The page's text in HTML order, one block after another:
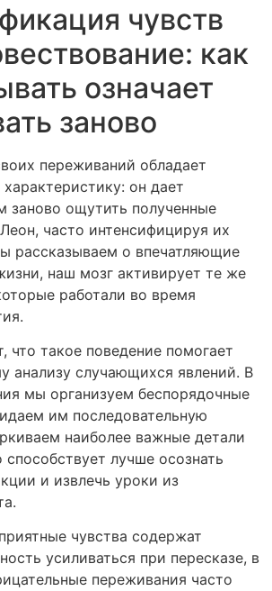
чувств
как
означает
заново
переживаний обладает
он дает
заново ощутить полученные
часто интенсифицируя их
рассказываем о впечатляющие
наш мозг активирует те же
работали во время
что такое поведение помогает
анализу случающихся явлений. В
мы организуем беспорядочные
им последовательную
наиболее важные детали
лучше осознать
и извлечь уроки из
чувства содержат
усиливаться при пересказе, в
переживания часто